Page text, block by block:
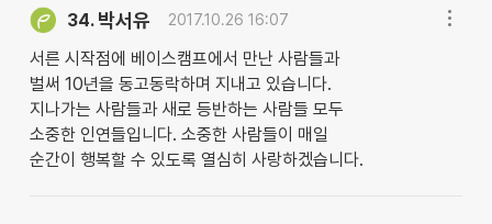
34. 박서유 2017.10.26 16:07
서른 시작점에 베이스캠프에서 만난 사람들과
벌써 10년을 동고동락하며 지내고 있습니다.
지나가는 사람들과 새로 등반하는 사람들 모두
소중한 인연들입니다. 소중한 사람들이 매일
순간이 행복할 수 있도록 열심히 사랑하겠습니다.